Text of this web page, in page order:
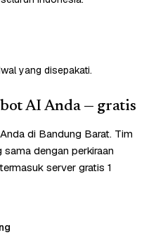
yang disepakati.
AI Anda — gratis
di Bandung Barat. Tim
dengan perkiraan
server gratis 1